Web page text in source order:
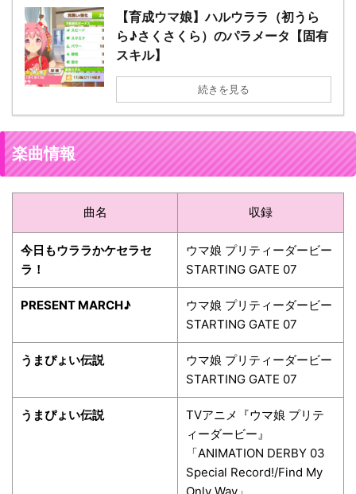
【育成ウマ娘】ハルウララ（初うら
ら♪さくさくら）のパラメータ【固有
スキル】
続きを見る
楽曲情報
曲名 収録
今日もウララかケセラセ
ラ！
ウマ娘 プリティーダービー
STARTING GATE 07
PRESENT MARCH♪
ウマ娘 プリティーダービー
STARTING GATE 07
うまぴょい伝説
ウマ娘 プリティーダービー
STARTING GATE 07
うまぴょい伝説
TVアニメ『ウマ娘 プリテ
ィーダービー』
「ANIMATION DERBY 03
Special Record!/Find My